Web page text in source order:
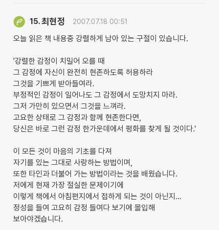
15.최현정 2007.07.18 00:51
오늘 읽은 책 내용중 강렬하게 남아 있는 구절이 있습니다.
'강렬한 감정이 치밀어 오를 때
그 감정에 자신이 완전히 현존하도록 허용하라
그것을 기쁘게 받아들여라.
부정적인 감정이 일어나도 그 감정에서 도망치지 마라.
그저 가만히 있으면서 그것을 느껴라.
고요한 상태로 그 감정과 함께 현존한다면,
당신은 바로 그런 감정 한가운데에서 평화를 찾게 될 것이다.'
이 모든 것이 마음의 기초를 다져
자기를 있는 그대로 사랑하는 방법이며,
또한 타인과 더불어 가는 방법이라는 것을 배웠습니다.
저에게 현재 가장 절실한 문제이기에
이렇게 책에서 아침편지에서 접하게 되는 것이 아닌지...
정성을 들여 고요히 감정 들여다 보기에 몰입해
보아야겠습니다.